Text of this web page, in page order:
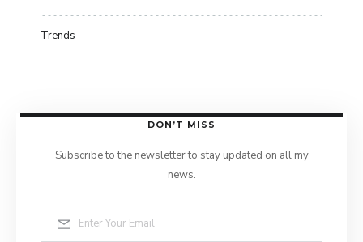
Trends
DON’T MISS
Subscribe to the newsletter to stay updated on all my
news.